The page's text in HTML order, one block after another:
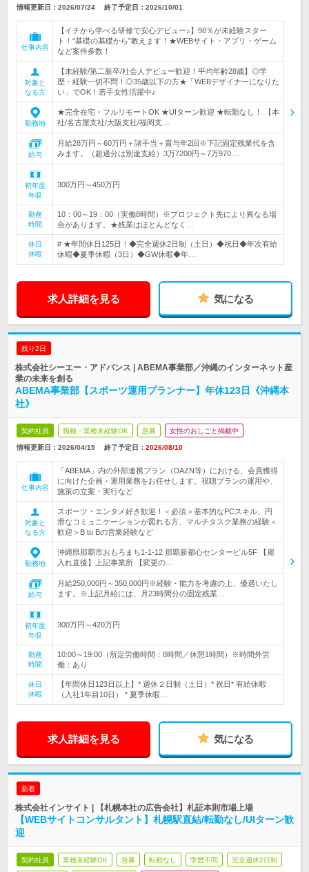
情報更新日：2026/07/24 終了予定日： 2026/10/01
仕事内容
【イチから学べる研修で安心デビュー♪】98％が未経験スター
ト！“基礎の基礎から”教えます！★WEBサイト・アプリ・ゲーム
など案件多数！
対象と
なる方
【未経験/第二新卒/社会人デビュー歓迎！平均年齢28歳】◎学
歴・経験一切不問！◎35歳以下の方★「WEBデザイナーになりた
い」でOK！若手女性活躍中♪
勤務地
★完全在宅・フルリモートOK ★UIターン歓迎 ★転勤なし！ 【本
社/名古屋支社/大阪支社/福岡支…
給与
月給28万円～60万円＋諸手当＋賞与年2回※下記固定残業代を含
みます。（超過分は別途支給）3万7200円～7万970…
初年度
年収
300万円～450万円
勤務
時間
10：00～19：00（実働8時間）※プロジェクト先により異なる場
合があります。★残業はほとんどなく…
休日
休暇
# ★年間休日125日！◆完全週休2日制（土日）◆祝日◆年次有給
休暇◆夏季休暇（3日）◆GW休暇◆年…
求人詳細を見る 気になる
残り2日
株式会社シーエー・アドバンス | ABEMA事業部／沖縄のインターネット産
業の未来を創る
ABEMA事業部【スポーツ運用プランナー】年休123日《沖縄本
社》
契約社員 職種・業種未経験OK 急募 女性のおしごと掲載中
情報更新日：2026/04/15 終了予定日： 2026/08/10
仕事内容
「ABEMA」内の外部連携プラン（DAZN等）における、会員獲得
に向けた企画・運用業務をお任せします。視聴プランの運用や、
施策の立案・実行など
対象と
なる方
スポーツ・エンタメ好き歓迎！＜必須＞基本的なPCスキル、円
滑なコミュニケーションが図れる方、マルチタスク業務の経験＜
歓迎＞B to Bの営業経験など
勤務地
沖縄県那覇市おもろまち1-1-12 那覇新都心センタービル5F 【雇
入れ直後】上記事業所 【変更の…
給与
月給250,000円～350,000円※経験・能力を考慮の上、優遇いたし
ます。※上記月給には、月23時間分の固定残業…
初年度
年収
300万円～420万円
勤務
時間
10:00～19:00（所定労働時間：8時間／休憩1時間）※時間外労
働：あり
休日
休暇
【年間休日123日以上】* 週休２日制（土日）* 祝日* 有給休暇
（入社1年目10日） * 夏季休暇…
求人詳細を見る 気になる
新着
株式会社インサイト | 【札幌本社の広告会社】札証本則市場上場
【WEBサイトコンサルタント】札幌駅直結/転勤なし/UIターン歓
迎
契約社員 業種未経験OK 急募 転勤なし 学歴不問 完全週休2日制